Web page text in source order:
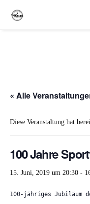
« Alle
Diese Veranstaltung hat
100 Jahre
15. Juni, 2019 um 20:30 -
100-jähriges Jubiläum